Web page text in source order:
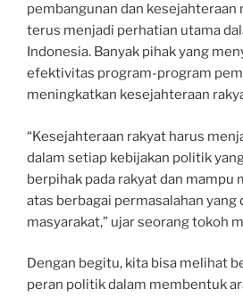
pembangunan dan kesejahteraan
terus menjadi perhatian utama
Indonesia. Banyak pihak yang
efektivitas program-program
meningkatkan kesejahteraan
“Kesejahteraan rakyat harus
dalam setiap kebijakan politik
berpihak pada rakyat dan mampu
atas berbagai permasalahan yang
masyarakat,” ujar seorang tokoh
Dengan begitu, kita bisa melihat
peran politik dalam membentuk